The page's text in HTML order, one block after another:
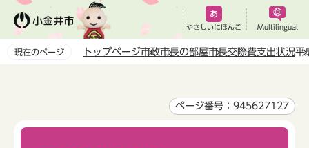
ペ
やさしいにほんご Multilingual
現在のページ トップページ市政市長の部屋市長交際費支出状況平
ページ番号：945627127